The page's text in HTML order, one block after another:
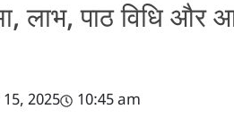
लाभ, पाठ विधि और
2025 10:45 am